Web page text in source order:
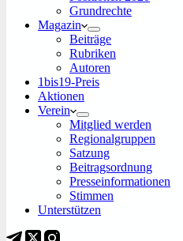
Grundrechte
Magazin
Beiträge
Rubriken
Autoren
1bis19-Preis
Aktionen
Verein
Mitglied werden
Regionalgruppen
Satzung
Beitragsordnung
Presseinformationen
Stimmen
Unterstützen